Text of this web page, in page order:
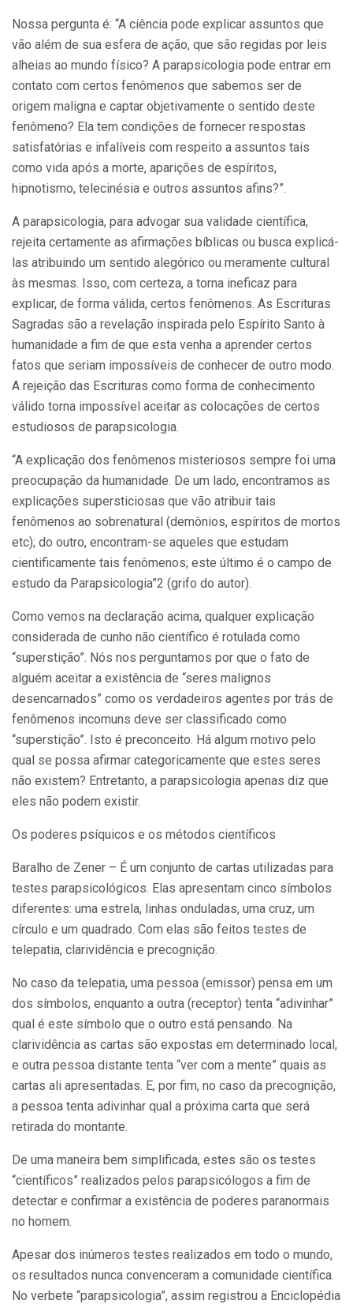
Nossa pergunta é: “A ciência pode explicar assuntos que
vão além de sua esfera de ação, que são regidas por leis
alheias ao mundo físico? A parapsicologia pode entrar em
contato com certos fenômenos que sabemos ser de
origem maligna e captar objetivamente o sentido deste
fenômeno? Ela tem condições de fornecer respostas
satisfatórias e infalíveis com respeito a assuntos tais
como vida após a morte, aparições de espíritos,
hipnotismo, telecinésia e outros assuntos afins?”.
A parapsicologia, para advogar sua validade científica,
rejeita certamente as afirmações bíblicas ou busca explicá-
las atribuindo um sentido alegórico ou meramente cultural
às mesmas. Isso, com certeza, a torna ineficaz para
explicar, de forma válida, certos fenômenos. As Escrituras
Sagradas são a revelação inspirada pelo Espírito Santo à
humanidade a fim de que esta venha a aprender certos
fatos que seriam impossíveis de conhecer de outro modo.
A rejeição das Escrituras como forma de conhecimento
válido torna impossível aceitar as colocações de certos
estudiosos de parapsicologia.
“A explicação dos fenômenos misteriosos sempre foi uma
preocupação da humanidade. De um lado, encontramos as
explicações supersticiosas que vão atribuir tais
fenômenos ao sobrenatural (demônios, espíritos de mortos
etc); do outro, encontram-se aqueles que estudam
cientificamente tais fenômenos; este último é o campo de
estudo da Parapsicologia”2 (grifo do autor).
Como vemos na declaração acima, qualquer explicação
considerada de cunho não científico é rotulada como
“superstição”. Nós nos perguntamos por que o fato de
alguém aceitar a existência de “seres malignos
desencarnados” como os verdadeiros agentes por trás de
fenômenos incomuns deve ser classificado como
“superstição”. Isto é preconceito. Há algum motivo pelo
qual se possa afirmar categoricamente que estes seres
não existem? Entretanto, a parapsicologia apenas diz que
eles não podem existir.
Os poderes psíquicos e os métodos científicos
Baralho de Zener – É um conjunto de cartas utilizadas para
testes parapsicológicos. Elas apresentam cinco símbolos
diferentes: uma estrela, linhas onduladas, uma cruz, um
círculo e um quadrado. Com elas são feitos testes de
telepatia, clarividência e precognição.
No caso da telepatia, uma pessoa (emissor) pensa em um
dos símbolos, enquanto a outra (receptor) tenta “adivinhar”
qual é este símbolo que o outro está pensando. Na
clarividência as cartas são expostas em determinado local,
e outra pessoa distante tenta “ver com a mente” quais as
cartas ali apresentadas. E, por fim, no caso da precognição,
a pessoa tenta adivinhar qual a próxima carta que será
retirada do montante.
De uma maneira bem simplificada, estes são os testes
“científicos” realizados pelos parapsicólogos a fim de
detectar e confirmar a existência de poderes paranormais
no homem.
Apesar dos inúmeros testes realizados em todo o mundo,
os resultados nunca convenceram a comunidade científica.
No verbete “parapsicologia”, assim registrou a Enciclopédia